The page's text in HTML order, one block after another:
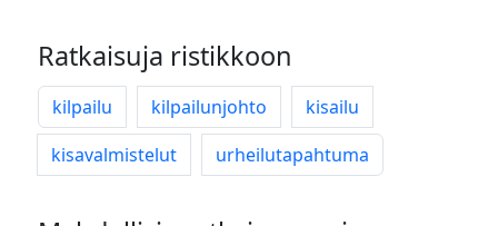
Ratkaisuja ristikkoon
kilpailu kilpailunjohto
kisailu
kisavalmistelut
urheilutapahtuma